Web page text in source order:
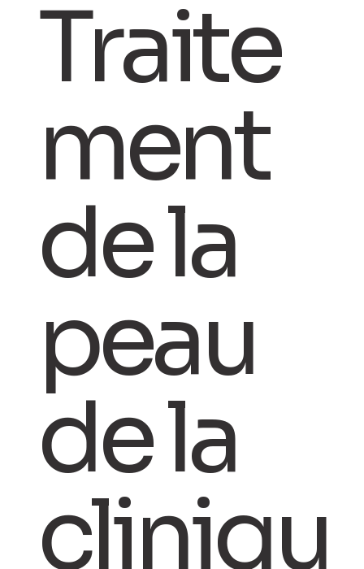
Traite
ment
de la
peau
de la
cliniqu